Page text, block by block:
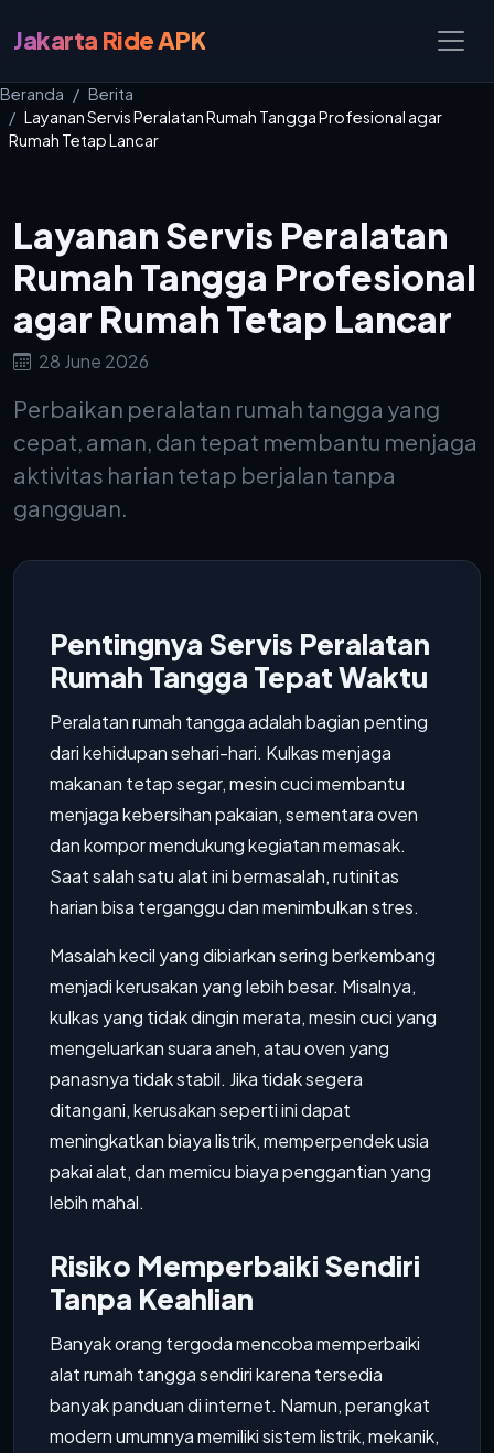
Jakarta Ride APK
Beranda
Berita
Layanan Servis Peralatan Rumah Tangga Profesional agar
Rumah Tetap Lancar
Layanan Servis Peralatan
Rumah Tangga Profesional
agar Rumah Tetap Lancar
28 June 2026
Perbaikan peralatan rumah tangga yang
cepat, aman, dan tepat membantu menjaga
aktivitas harian tetap berjalan tanpa
gangguan.
Pentingnya Servis Peralatan
Rumah Tangga Tepat Waktu
Peralatan rumah tangga adalah bagian penting
dari kehidupan sehari-hari. Kulkas menjaga
makanan tetap segar, mesin cuci membantu
menjaga kebersihan pakaian, sementara oven
dan kompor mendukung kegiatan memasak.
Saat salah satu alat ini bermasalah, rutinitas
harian bisa terganggu dan menimbulkan stres.
Masalah kecil yang dibiarkan sering berkembang
menjadi kerusakan yang lebih besar. Misalnya,
kulkas yang tidak dingin merata, mesin cuci yang
mengeluarkan suara aneh, atau oven yang
panasnya tidak stabil. Jika tidak segera
ditangani, kerusakan seperti ini dapat
meningkatkan biaya listrik, memperpendek usia
pakai alat, dan memicu biaya penggantian yang
lebih mahal.
Risiko Memperbaiki Sendiri
Tanpa Keahlian
Banyak orang tergoda mencoba memperbaiki
alat rumah tangga sendiri karena tersedia
banyak panduan di internet. Namun, perangkat
modern umumnya memiliki sistem listrik, mekanik,